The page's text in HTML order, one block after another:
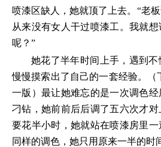
喷漆区缺人，她就顶了上去。“老
从来没有女人干过喷漆工。我就
呢？”
她花了半年时间上手，遇到不
慢慢摸索出了自己的一套经验。（
一版）最让她难忘的是一次调色
刁钻，她前前后后调了五六次才
要花半小时，她就站在喷漆房里一
同样的调色，她只用原来一半的时